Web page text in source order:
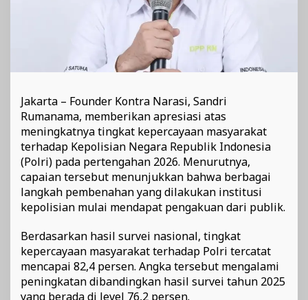
Jakarta – Founder Kontra Narasi, Sandri
Rumanama, memberikan apresiasi atas
meningkatnya tingkat kepercayaan masyarakat
terhadap Kepolisian Negara Republik Indonesia
(Polri) pada pertengahan 2026. Menurutnya,
capaian tersebut menunjukkan bahwa berbagai
langkah pembenahan yang dilakukan institusi
kepolisian mulai mendapat pengakuan dari publik.
Berdasarkan hasil survei nasional, tingkat
kepercayaan masyarakat terhadap Polri tercatat
mencapai 82,4 persen. Angka tersebut mengalami
peningkatan dibandingkan hasil survei tahun 2025
yang berada di level 76,2 persen.